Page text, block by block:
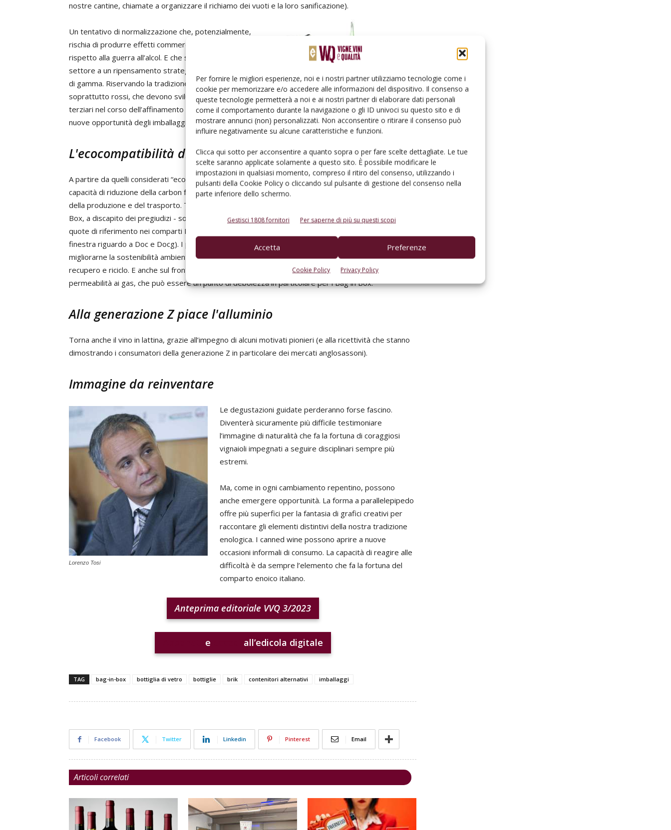
Per fornire le migliori esperienze, noi e i nostri partner utilizziamo tecnologie come i
cookie per memorizzare e/o accedere alle informazioni del dispositivo. Il consenso a
queste tecnologie permetterà a noi e ai nostri partner di elaborare dati personali
come il comportamento durante la navigazione o gli ID univoci su questo sito e di
mostrare annunci (non) personalizzati. Non acconsentire o ritirare il consenso può
influire negativamente su alcune caratteristiche e funzioni.
Clicca qui sotto per acconsentire a quanto sopra o per fare scelte dettagliate. Le tue
scelte saranno applicate solamente a questo sito. È possibile modificare le
impostazioni in qualsiasi momento, compreso il ritiro del consenso, utilizzando i
pulsanti della Cookie Policy o cliccando sul pulsante di gestione del consenso nella
parte inferiore dello schermo.
Gestisci 1808 fornitori Per saperne di più su questi scopi
Accetta Preferenze
Cookie Policy Privacy Policy
nostre cantine, chiamate a organizzare il richiamo dei vuoti e la loro sanificazione).
Un tentativo di normalizzazione che, potenzialmente,
rischia di produrre effetti commerciali peggiori
rispetto alla guerra all’alcol. E che spinge i player del
settore a un ripensamento strategico delle politiche
di gamma. Riservando la tradizione del vetro ai vini,
soprattutto rossi, che devono sviluppare aromi
terziari nel corso dell’affinamento e alle bollicine da mantenere sotto forte pressione. Esplorando le
nuove opportunità degli imballaggi alternativi per tutte le altre referenze.
L'ecocompatibilità di Brik e Bib
Lavorazione di contenitori bag in box
A partire da quelli considerati “ecocompatibili” per la
capacità di riduzione della carbon footprint nel corso
della produzione e del trasporto. Tetrabrik e Bag in
Box, a discapito dei pregiudizi - soprattutto italiani - sulla qualità dei vini contenuti, guadagnano infatti
quote di riferimento nei comparti Igp e da tavola inscatolati nel Belpaese (rimanendo per ora alla
finestra riguardo a Doc e Docg). I produttori di questi imballaggi sono fortemente impegnati a
migliorarne la sostenibilità ambientale attraverso tappi non separabili e una maggiore facilità nel
recupero e riciclo. E anche sul fronte della qualità l’impegno è quello di limitare la possibile
permeabilità ai gas, che può essere un punto di debolezza in particolare per i Bag in Box.
Alla generazione Z piace l'alluminio
Torna anche il vino in lattina, grazie all’impegno di alcuni motivati pionieri (e alla ricettività che stanno
dimostrando i consumatori della generazione Z in particolare dei mercati anglosassoni).
Immagine da reinventare
Lorenzo Tosi
Le degustazioni guidate perderanno forse fascino.
Diventerà sicuramente più difficile testimoniare
l’immagine di naturalità che fa la fortuna di coraggiosi
vignaioli impegnati a seguire disciplinari sempre più
estremi.
Ma, come in ogni cambiamento repentino, possono
anche emergere opportunità. La forma a parallelepipedo
offre più superfici per la fantasia di grafici creativi per
raccontare gli elementi distintivi della nostra tradizione
enologica. I canned wine possono aprire a nuove
occasioni informali di consumo. La capacità di reagire alle
difficoltà è da sempre l’elemento che fa la fortuna del
comparto enoico italiano.
Anteprima editoriale VVQ 3/2023
e all’edicola digitale
TAG bag-in-box bottiglia di vetro bottiglie brik contenitori alternativi imballaggi
Facebook Twitter Linkedin Pinterest Email
Articoli correlati